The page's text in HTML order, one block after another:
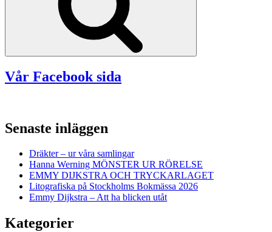
Vår Facebook sida
Senaste inläggen
Dräkter – ur våra samlingar
Hanna Werning MÖNSTER UR RÖRELSE
EMMY DIJKSTRA OCH TRYCKARLAGET
Litografiska på Stockholms Bokmässa 2026
Emmy Dijkstra – Att ha blicken utåt
Kategorier